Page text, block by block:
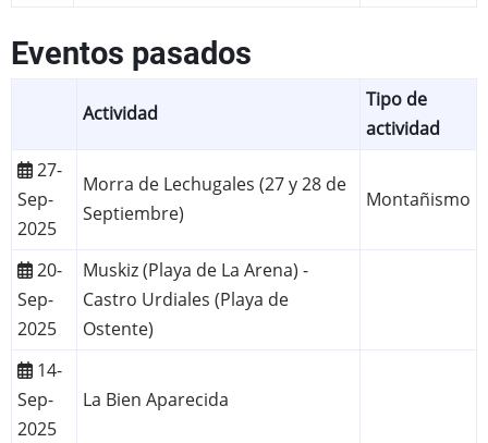
Eventos pasados
Actividad
Tipo de
actividad
27-
Sep-
2025
Morra de Lechugales (27 y 28 de
Septiembre)
Montañismo
20-
Sep-
2025
Muskiz (Playa de La Arena) -
Castro Urdiales (Playa de
Ostente)
14-
Sep-
2025
La Bien Aparecida